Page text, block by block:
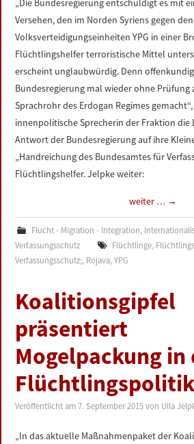
„Die Bundesregierung entschuldigt es mit
Versehen, den im Norden Syriens gegen
Volksverteidigungseinheiten YPG in einer
Flüchtlingshelfer terroristische Mittel
erscheint unglaubwürdig. Denn
Bundesregierung mal wieder ohne Prüfung
Sprachrohr des Erdogan Regimes
innenpolitische Sprecherin der Fraktion die
Antwort der Bundesregierung auf ihre
„Handreichung des Bundesamtes für
Flüchtlingshelfer. Jelpke weiter:
weiter … →
Flucht - Migration - Integration,
Verfassungsschutz
Flüchtlinge,
Verfassungsschutz;, Rojava,YPG
Koalitionsgipfel
präsentiert
Mogelpackung in
Flüchtlingspolitik
Veröffentlicht am7. September 2015 von Ulla
„In das aktuelle Maßnahmenpaket der